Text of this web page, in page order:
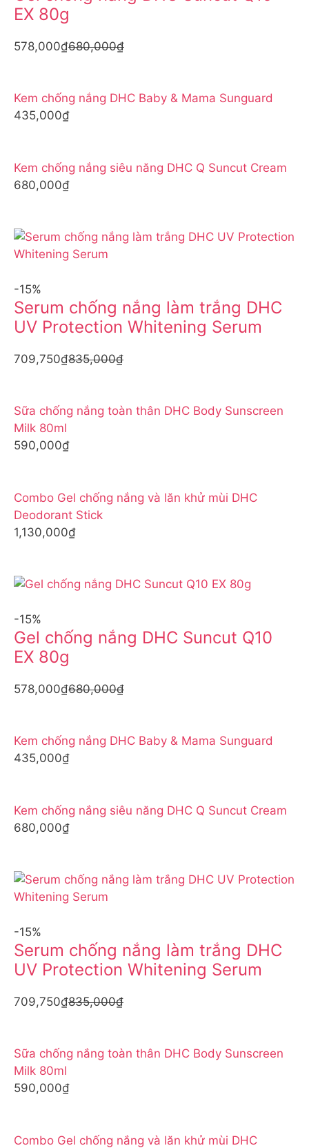
EX 80g
578,000₫680,000₫
Kem chống nắng DHC Baby & Mama Sunguard
435,000₫
Kem chống nắng siêu năng DHC Q Suncut Cream
680,000₫
-15%
Serum chống nắng làm trắng DHC
UV Protection Whitening Serum
709,750₫835,000₫
Sữa chống nắng toàn thân DHC Body Sunscreen
Milk 80ml
590,000₫
Combo Gel chống nắng và lăn khử mùi DHC
Deodorant Stick
1,130,000₫
-15%
Gel chống nắng DHC Suncut Q10
EX 80g
578,000₫680,000₫
Kem chống nắng DHC Baby & Mama Sunguard
435,000₫
Kem chống nắng siêu năng DHC Q Suncut Cream
680,000₫
-15%
Serum chống nắng làm trắng DHC
UV Protection Whitening Serum
709,750₫835,000₫
Sữa chống nắng toàn thân DHC Body Sunscreen
Milk 80ml
590,000₫
Combo Gel chống nắng và lăn khử mùi DHC